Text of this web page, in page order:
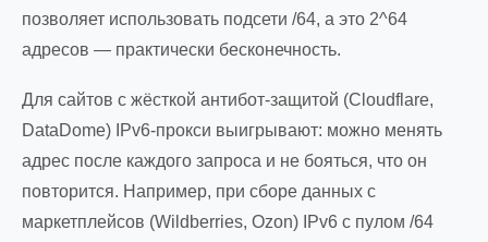
позволяет использовать подсети /64, а это 2^64
адресов — практически бесконечность.
Для сайтов с жёсткой антибот-защитой (Cloudflare,
DataDome) IPv6-прокси выигрывают: можно менять
адрес после каждого запроса и не бояться, что он
повторится. Например, при сборе данных с
маркетплейсов (Wildberries, Ozon) IPv6 с пулом /64